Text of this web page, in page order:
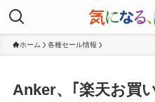
ホーム 各種セール情報
Anker、｢楽天お買